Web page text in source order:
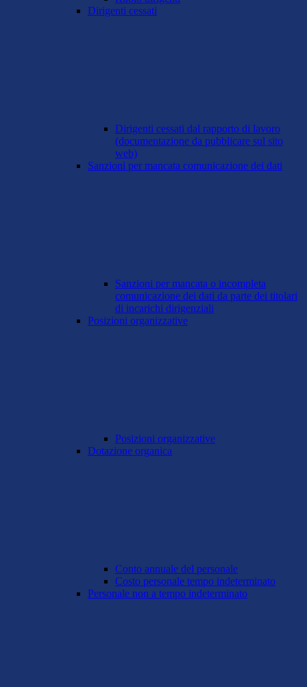
Dirigenti cessati
Dirigenti cessati dal rapporto di lavoro
(documentazione da pubblicare sul sito
web)
Sanzioni per mancata comunicazione dei dati
Sanzioni per mancata o incompleta
comunicazione dei dati da parte dei titolari
di incarichi dirigenziali
Posizioni organizzative
Posizioni organizzative
Dotazione organica
Conto annuale del personale
Costo personale tempo indeterminato
Personale non a tempo indeterminato